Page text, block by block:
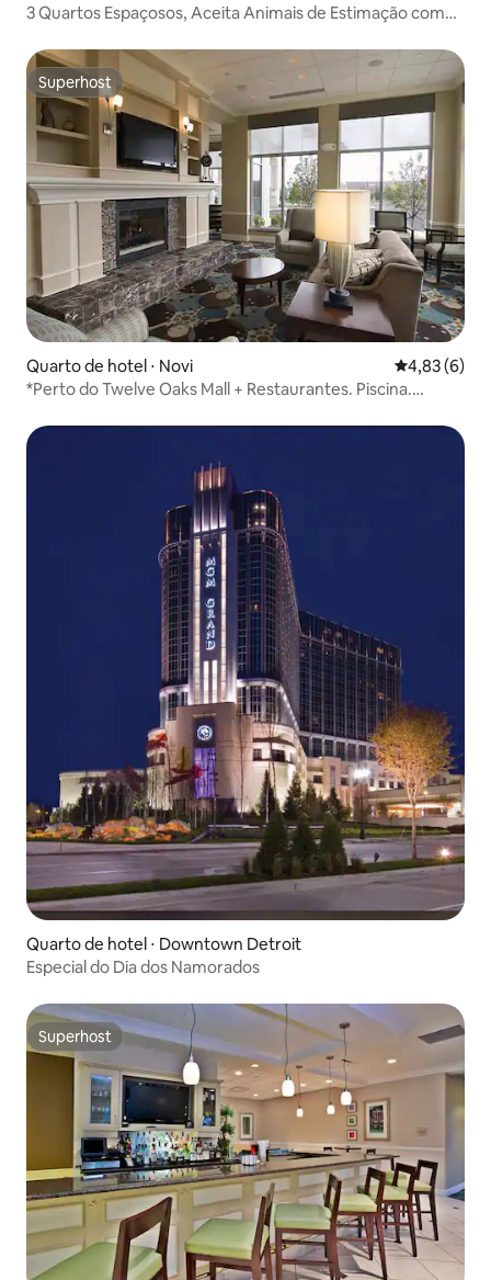
3 Quartos Espaçosos, Aceita Animais de Estimação com
Superhost
Superhost
Quarto de hotel ⋅ Novi 4,83 de uma
4,83 (6)
*Perto do Twelve Oaks Mall + Restaurantes. Piscina.
Quarto de hotel ⋅ Downtown Detroit
Especial do Dia dos Namorados
Superhost
Superhost